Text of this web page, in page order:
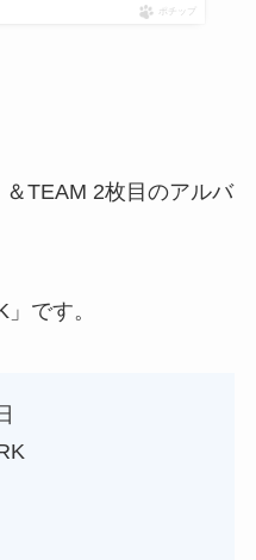
ポチップ
＆TEAM 2枚目のアルバ
です。